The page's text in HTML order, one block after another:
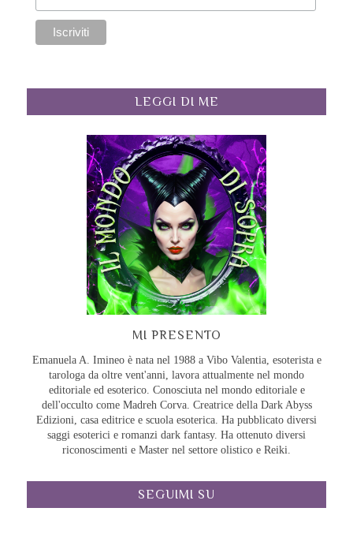
LEGGI DI ME
MI PRESENTO
Emanuela A. Imineo è nata nel 1988 a Vibo Valentia, esoterista e
tarologa da oltre vent'anni, lavora attualmente nel mondo
editoriale ed esoterico. Conosciuta nel mondo editoriale e
dell'occulto come Madreh Corva. Creatrice della Dark Abyss
Edizioni, casa editrice e scuola esoterica. Ha pubblicato diversi
saggi esoterici e romanzi dark fantasy. Ha ottenuto diversi
riconoscimenti e Master nel settore olistico e Reiki.
SEGUIMI SU